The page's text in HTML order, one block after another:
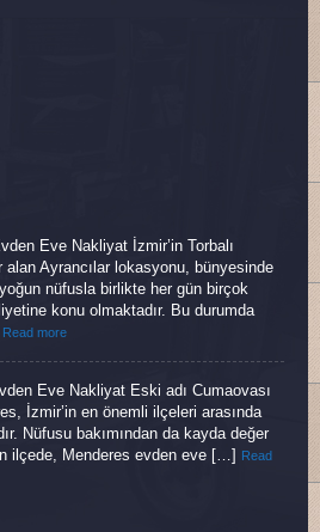
Eve Nakliyat İzmir’in Torbalı
alan Ayrancılar lokasyonu, bünyesinde
yoğun nüfusla birlikte her gün birçok
konu olmaktadır. Bu durumda
Read more
Eve Nakliyat Eski adı Cumaovası
İzmir’in en önemli ilçeleri arasında
Nüfusu bakımından da kayda değer
ilçede, Menderes evden eve […]
Read